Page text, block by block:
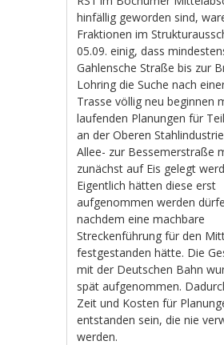
hinfällig geworden sind,
Fraktionen im
05.09. einig, dass
Gahlensche Straße bis zur
Lohring die Suche nach
Trasse völlig neu beginnen
laufenden Planungen für
an der Oberen
Allee- zur Bessemerstraße
zunächst auf Eis gelegt
Eigentlich hätten diese erst
aufgenommen werden
nachdem eine machbare
Streckenführung für den
festgestanden hätte. Die
mit der Deutschen Bahn
spät aufgenommen.
Zeit und Kosten für
entstanden sein, die nie
werden.